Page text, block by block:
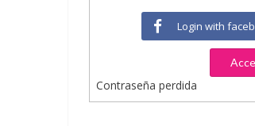
Login with
Contraseña perdida